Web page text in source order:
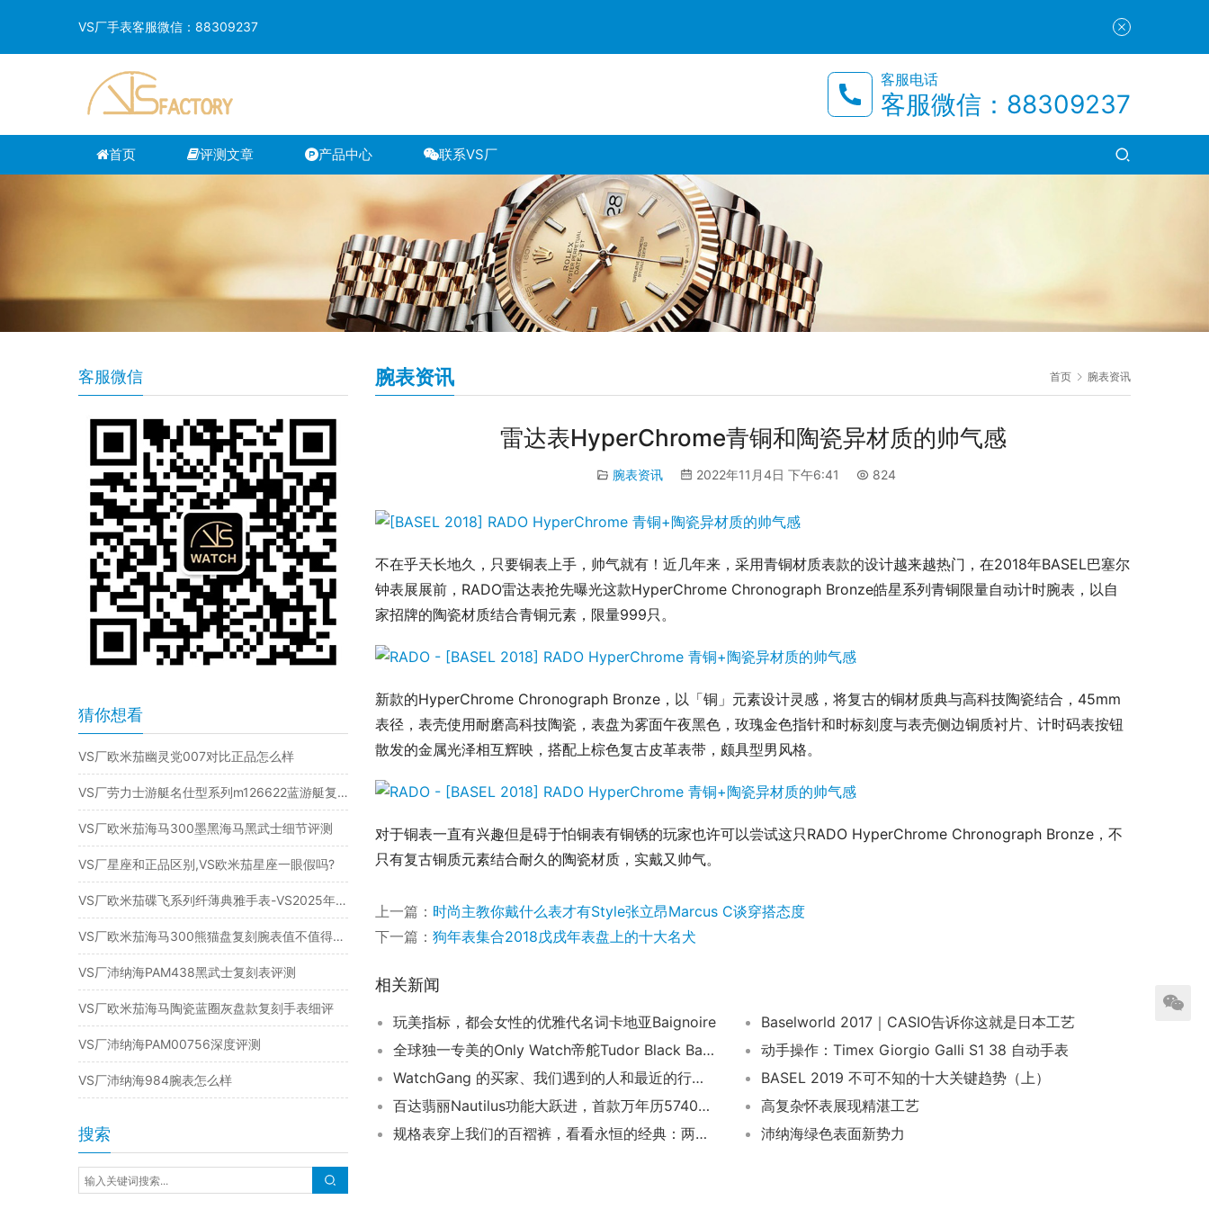
客服电话
客服微信：88309237
首页 评测文章 产品中心 联系VS厂
首页 腕表资讯
腕表资讯
雷达表HyperChrome青铜和陶瓷异材质的帅气感
腕表资讯 2022年11月4日 下午6:41 824
不在乎天长地久，只要铜表上手，帅气就有！近几年来，采用青铜材质表款的设计越来越热门，在2018年BASEL巴塞尔
钟表展展前，RADO雷达表抢先曝光这款HyperChrome Chronograph Bronze皓星系列青铜限量自动计时腕表，以自
家招牌的陶瓷材质结合青铜元素，限量999只。
新款的HyperChrome Chronograph Bronze，以「铜」元素设计灵感，将复古的铜材质典与高科技陶瓷结合，45mm
表径，表壳使用耐磨高科技陶瓷，表盘为雾面午夜黑色，玫瑰金色指针和时标刻度与表壳侧边铜质衬片、计时码表按钮
散发的金属光泽相互辉映，搭配上棕色复古皮革表带，颇具型男风格。
对于铜表一直有兴趣但是碍于怕铜表有铜锈的玩家也许可以尝试这只RADO HyperChrome Chronograph Bronze，不
只有复古铜质元素结合耐久的陶瓷材质，实戴又帅气。
上一篇： 时尚主教你戴什么表才有Style张立昂Marcus C谈穿搭态度
下一篇： 狗年表集合2018戊戌年表盘上的十大名犬
相关新闻
玩美指标，都会女性的优雅代名词卡地亚Baignoire
Baselworld 2017｜CASIO告诉你这就是日本工艺
全球独一专美的Only Watch帝舵Tudor Black Bay Bronze One
动手操作：Timex Giorgio Galli S1 38 自动手表
WatchGang 的买家、我们遇到的人和最近的行业新闻的最新播客节目
BASEL 2019 不可不知的十大关键趋势（上）
百达翡丽Nautilus功能大跃进，首款万年历5740现身！
高复杂怀表展现精湛工艺
规格表穿上我们的百褶裤，看看永恒的经典：两色劳力士 Datejust Ref。16233
沛纳海绿色表面新势力
客服微信
猜你想看
VS厂欧米茄幽灵党007对比正品怎么样
VS厂劳力士游艇名仕型系列m126622蓝游艇复刻表是否值得入手-VS手表怎么样
VS厂欧米茄海马300墨黑海马黑武士细节评测
VS厂星座和正品区别,VS欧米茄星座一眼假吗?
VS厂欧米茄碟飞系列纤薄典雅手表-VS2025年新品复刻表
VS厂欧米茄海马300熊猫盘复刻腕表值不值得入手
VS厂沛纳海PAM438黑武士复刻表评测
VS厂欧米茄海马陶瓷蓝圈灰盘款复刻手表细评
VS厂沛纳海PAM00756深度评测
VS厂沛纳海984腕表怎么样
搜索
VS厂手表客服微信：88309237